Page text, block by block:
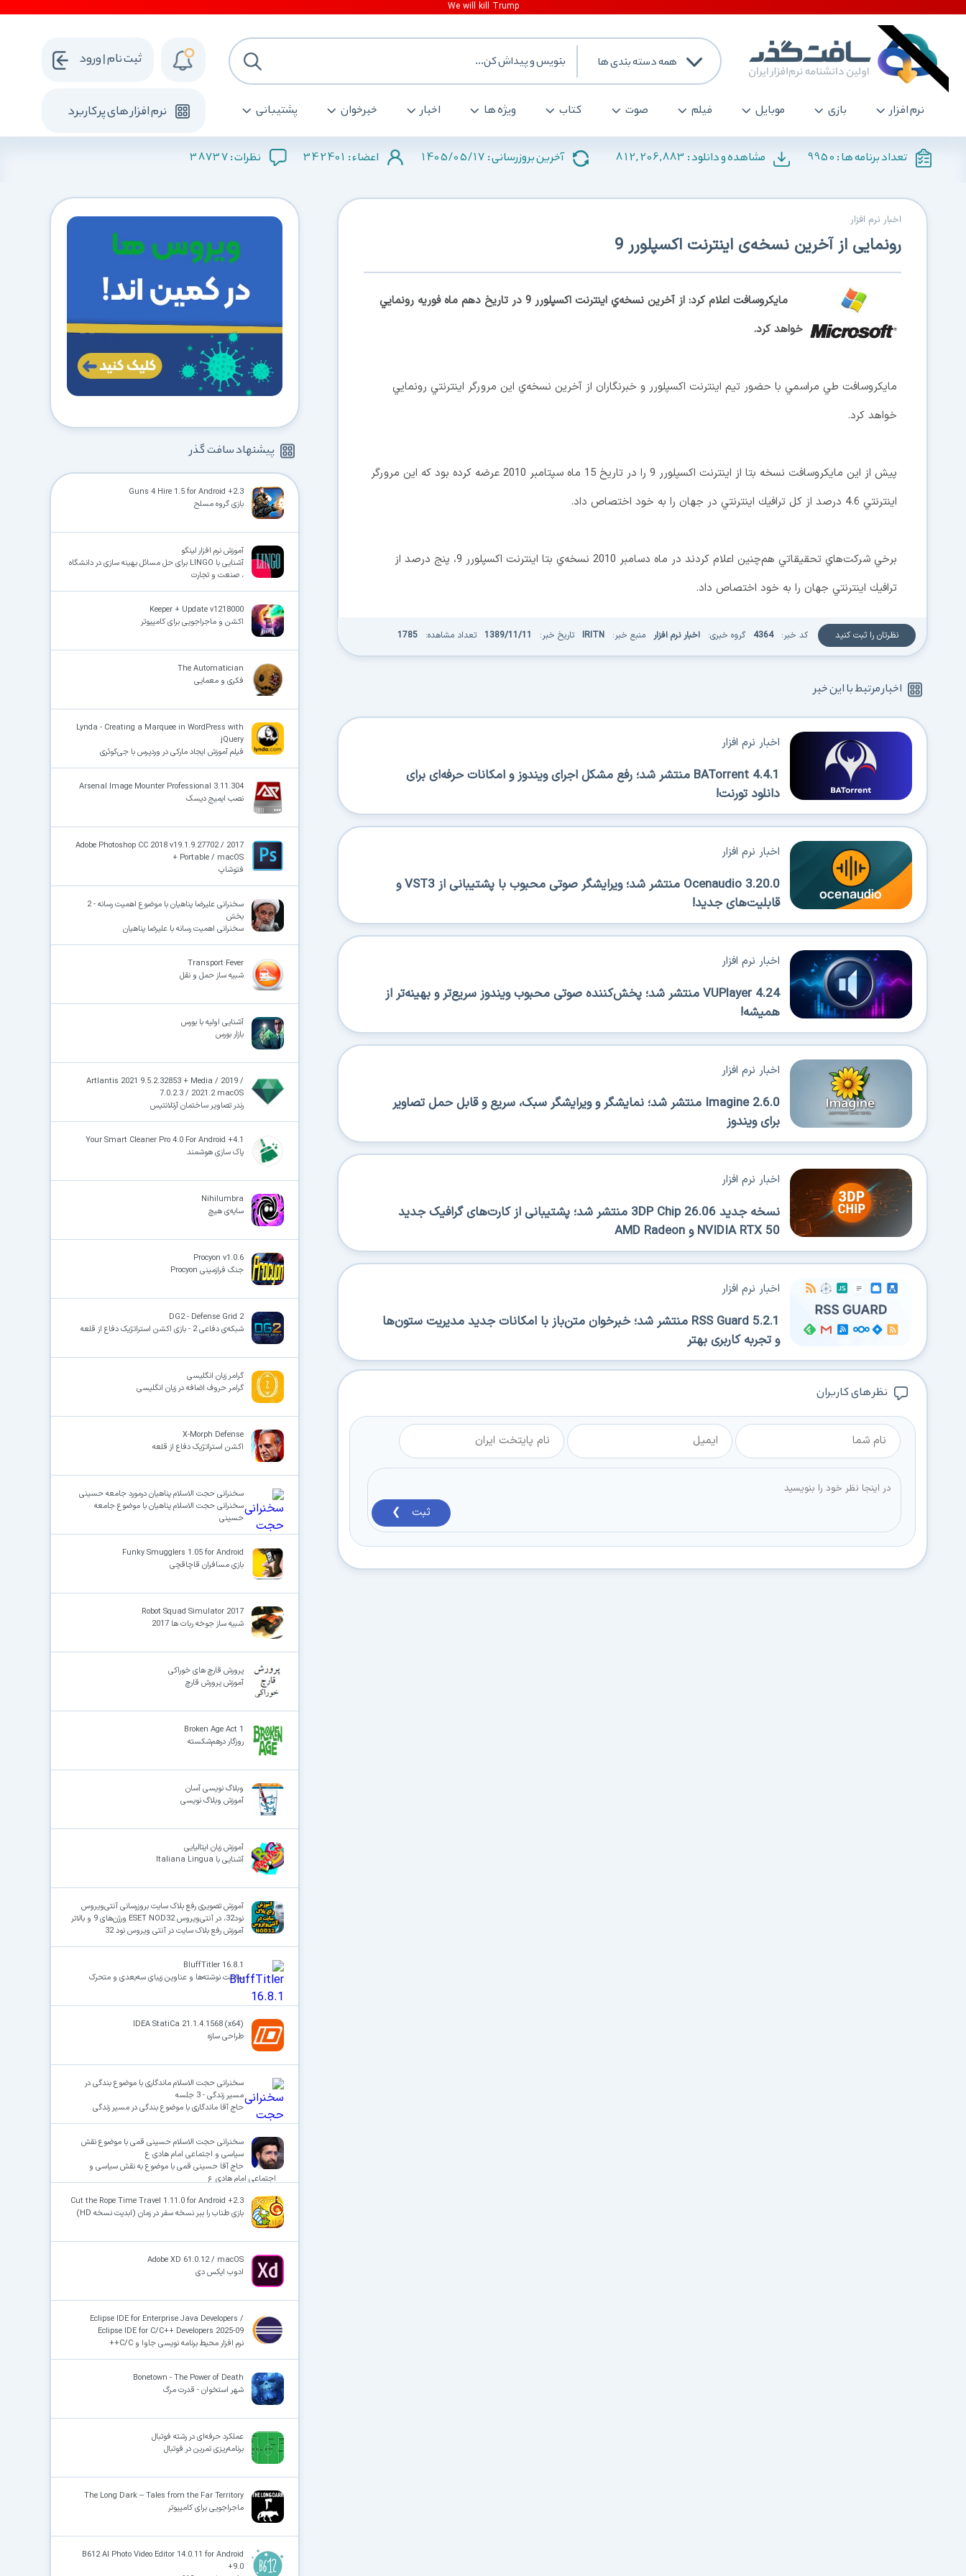
همه دسته بندی ها
نرم افزار بازی موبایل فیلم صوت کتاب ویژه ها اخبار خبرخوان پشتیبانی نرم افزار های پرکاربرد
ثبت نام | ورود
تعداد برنامه ها : 9950 مشاهده و دانلود : 812,206,883 آخرین بروزرسانی : 1405/05/17 اعضاء : 342401 نظرات :38737
اخبار نرم افزار
رونمایی از آخرین نسخه‌ی اینترنت اکسپلورر 9
مايكروسافت اعلام كرد: از آخرين نسخه‌ي اينترنت اكسپلورر 9 در تاريخ دهم ماه فوريه رونمايي
خواهد كرد.
مايكروسافت طي مراسمي با حضور تيم اينترنت اكسپلورر و خبرنگاران از آخرين نسخه‌ي اين مرورگر اينترنتي رونمايي
خواهد كرد.
پيش از اين مايكروسافت نسخه بتا از اينترنت اكسپلورر 9 را در تاريخ 15 ماه سپتامبر 2010 عرضه كرده بود كه اين مرورگر
اينترنتي 4.6 درصد از كل ترافيك اينترنتي در جهان را به خود اختصاص داد.
برخي شركت‌هاي تحقيقاتي هم‌چنين اعلام كردند در ماه دسامبر 2010 نسخه‌ي بتا اينترنت اكسپلورر 9، پنج درصد از
ترافيك اينترنتي جهان را به خود اختصاص داد.
نظرتان را ثبت کنید کد خبر: 4364 گروه خبری: اخبار نرم افزار منبع خبر: IRITN تاریخ خبر: 1389/11/11 تعداد مشاهده: 1785
اخبار مرتبط با این خبر
BATorrent 4.4.1 منتشر شد؛ رفع مشکل اجرای ویندوز و امکانات حرفه‌ای برای
دانلود تورنت!
اخبار نرم افزار
Ocenaudio 3.20.0 منتشر شد؛ ویرایشگر صوتی محبوب با پشتیبانی از VST3 و
قابلیت‌های جدید!
اخبار نرم افزار
VUPlayer 4.24 منتشر شد؛ پخش‌کننده صوتی محبوب ویندوز سریع‌تر و بهینه‌تر از
همیشه!
اخبار نرم افزار
Imagine 2.6.0 منتشر شد؛ نمایشگر و ویرایشگر سبک، سریع و قابل حمل تصاویر
برای ویندوز
اخبار نرم افزار
نسخه جدید 3DP Chip 26.06 منتشر شد؛ پشتیبانی از کارت‌های گرافیک جدید
NVIDIA RTX 50 و AMD Radeon
اخبار نرم افزار
RSS Guard 5.2.1 منتشر شد؛ خبرخوان متن‌باز با امکانات جدید مدیریت ستون‌ها
و تجربه کاربری بهتر
اخبار نرم افزار
نظر های کاربران
ثبت ❯
پیشنهاد سافت گذر
Guns 4 Hire 1.5 for Android +2.3
بازی گروه مسلح
آموزش نرم افزار لینگو
آشنایی با LINGO برای حل مسائل بهینه سازی در دانشگاه
، صنعت و تجارت
Keeper + Update v1218000
اکشن و ماجراجویی برای کامپیوتر
The Automatician
فکری و معمایی
Lynda - Creating a Marquee in WordPress with
jQuery
فیلم آموزش ایجاد مارکی در وردپرس با جی‌کوئری
Arsenal Image Mounter Professional 3.11.304
نصب ایمیج دیسک
Adobe Photoshop CC 2018 v19.1.9.27702 / 2017
+ Portable / macOS
فتوشاپ
سخنرانی علیرضا پناهیان با موضوع اهمیت رسانه - 2
بخش
سخنرانی اهمیت رسانه با علیرضا پناهیان
Transport Fever
شبیه ساز حمل و نقل
آشنایی اولیه با بورس
بازار بورس
Artlantis 2021 9.5.2.32853 + Media / 2019 /
7.0.2.3 / 2021.2 macOS
رندر تصاویر ساختمان آرتلانتیس
Your Smart Cleaner Pro 4.0 For Android +4.1
پاک سازی هوشمند
Nihilumbra
سایه‌ی هیچ
Procyon v1.0.6
جنگ فرازمینی Procyon
DG2 - Defense Grid 2
شبکه‌ی دفاعی 2 - بازی اکشن استراتژیک دفاع از قلعه
گرامر زبان انگلیسی
گرامر حروف اضافه در زبان انگلیسی
X-Morph Defense
اکشن استراتژیک دفاع از قلعه
سخنرانی حجت الاسلام پناهیان درمورد جامعه حسینی
سخنرانی حجت الاسلام پناهیان با موضوع جامعه
حسینی
Funky Smugglers 1.05 for Android
بازی مسافران قاچاقچی
Robot Squad Simulator 2017
شبیه ساز جوخه ربات ها 2017
پرورش قارچ های خوراکی
آموزش پرورش قارچ
Broken Age Act 1
روزگار درهم‌شکسته
وبلاگ نویسی آسان
آموزش وبلاگ نویسی
آموزش زبان ایتالیایی
آشنایی با Italiana Lingua
آموزش تصویری رفع بلاک سایت بروزرسانی آنتی‌ویروس
نود32، در آنتی‌ویروس ESET NOD32 ورژن‌های 9 و بالاتر
آموزش رفع بلاک سایت در آنتی ویروس نود 32
BluffTitler 16.8.1
ساخت نوشته‌ها و عناوین زیبای سه‌بعدی و متحرک
IDEA StatiCa 21.1.4.1568 (x64)
طراحی سازه
سخنرانی حجت الاسلام ماندگاری با موضوع بندگی در
مسیر زندگی - 3 جلسه
حاج آقا ماندگاری با موضوع بندگی در مسیر زندگی
سخنرانی حجت الاسلام حسینی قمی با موضوع نقش
سیاسی و اجتماعی امام هادی ع
حاج آقا حسینی قمی با موضوع به نقش سیاسی و
اجتماعی امام هادی ع
Cut the Rope Time Travel 1.11.0 for Android +2.3
بازی طناب را ببر نسخه سفر در زمان (ابدیت نسخه HD)
Adobe XD 61.0.12 / macOS
ادوب ایکس دی
Eclipse IDE for Enterprise Java Developers /
Eclipse IDE for C/C++ Developers 2025-09
نرم افزار محیط برنامه نویسی جاوا و C/C++
Bonetown - The Power of Death
شهر استخوان - قدرت مرگ
عملکرد حرفه‌­ای در رشته فوتبال
برنامه‌ریزی تمرین در فوتبال
The Long Dark – Tales from the Far Territory
ماجراجویی برای کامپیوتر
B612 AI Photo Video Editor 14.0.11 for Android
+9.0